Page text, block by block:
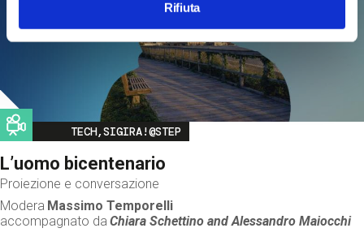
Rifiuta
Image
TECH,SIGIRA!@STEP
L’uomo bicentenario
Proiezione e conversazione
Modera Massimo Temporelli
accompagnato da Chiara Schettino andAlessandro Maiocchi